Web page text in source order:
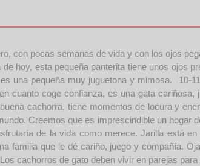
con pocas semanas de vida y con los ojos
hoy, esta pequeña panterita tiene unos ojos
una pequeña muy juguetona y mimosa. 10-
cuanto coge confianza, es una gata
cachorra, tiene momentos de locura y
Creemos que es imprescindible un hogar
de la vida como merece. Jarilla está
familia que le dé cariño, juego y compañía.
cachorros de gato deben vivir en parejas